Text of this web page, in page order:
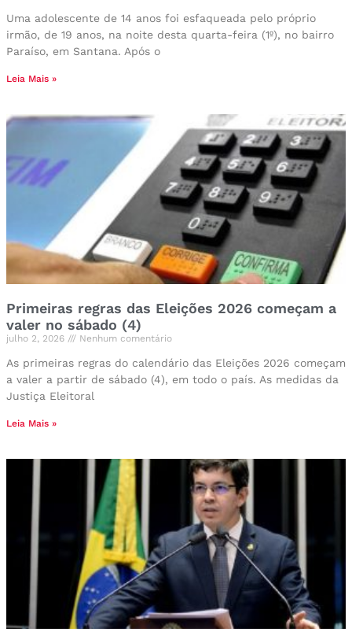
Uma adolescente de 14 anos foi esfaqueada pelo próprio
irmão, de 19 anos, na noite desta quarta-feira (1º), no bairro
Paraíso, em Santana. Após o
Leia Mais »
Primeiras regras das Eleições 2026 começam a
valer no sábado (4)
julho 2, 2026 Nenhum comentário
As primeiras regras do calendário das Eleições 2026 começam
a valer a partir de sábado (4), em todo o país. As medidas da
Justiça Eleitoral
Leia Mais »